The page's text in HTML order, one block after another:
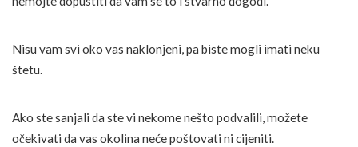
Nisu vam svi oko vas naklonjeni, pa biste mogli imati neku
štetu.
Ako ste sanjali da ste vi nekome nešto podvalili, možete
očekivati da vas okolina neće poštovati ni cijeniti.